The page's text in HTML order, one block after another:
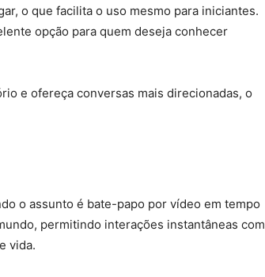
o que facilita o uso mesmo para iniciantes.
opção para quem deseja conhecer
e ofereça conversas mais direcionadas, o
o assunto é bate-papo por vídeo em tempo
permitindo interações instantâneas com
vida.